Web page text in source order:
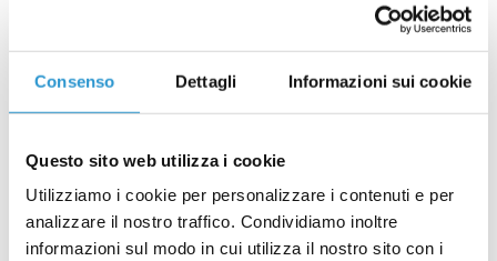
Consenso Dettagli Informazioni sui cookie
Questo sito web utilizza i cookie
Utilizziamo i cookie per personalizzare i contenuti e per
analizzare il nostro traffico. Condividiamo inoltre
informazioni sul modo in cui utilizza il nostro sito con i